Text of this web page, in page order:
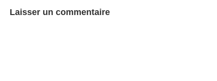
Laisser un commentaire